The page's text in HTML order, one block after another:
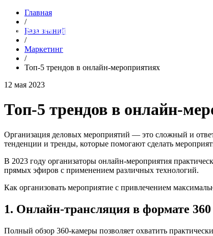
Главная
/
База знаний
/
Маркетинг
/
Топ-5 трендов в онлайн-мероприятиях
12 мая 2023
Топ-5 трендов в онлайн-
Организация деловых мероприятий — это сложный и
тенденции и тренды, которые помогают сделать
В 2023 году организаторы онлайн-мероприятия
прямых эфиров с применением различных технологий.
Как организовать мероприятие с привлечением
1. Онлайн-трансляция в формате 360
Полный обзор 360-камеры позволяет охватить